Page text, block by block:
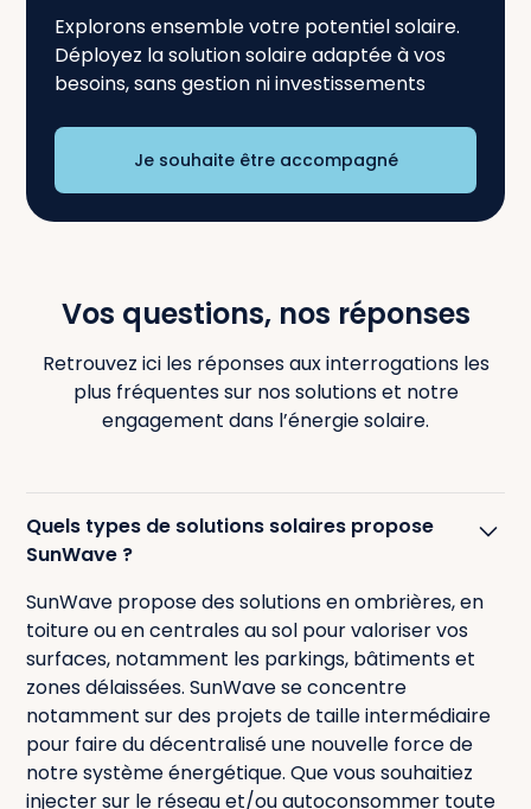
Explorons ensemble votre potentiel solaire.
Déployez la solution solaire adaptée à vos
besoins, sans gestion ni investissements
Je souhaite être accompagné
Vos questions, nos réponses
Retrouvez ici les réponses aux interrogations les
plus fréquentes sur nos solutions et notre
engagement dans l’énergie solaire.
Quels types de solutions solaires propose
SunWave ?
SunWave propose des solutions en ombrières, en
toiture ou en centrales au sol pour valoriser vos
surfaces, notamment les parkings, bâtiments et
zones délaissées. SunWave se concentre
notamment sur des projets de taille intermédiaire
pour faire du décentralisé une nouvelle force de
notre système énergétique. Que vous souhaitiez
injecter sur le réseau et/ou autoconsommer toute